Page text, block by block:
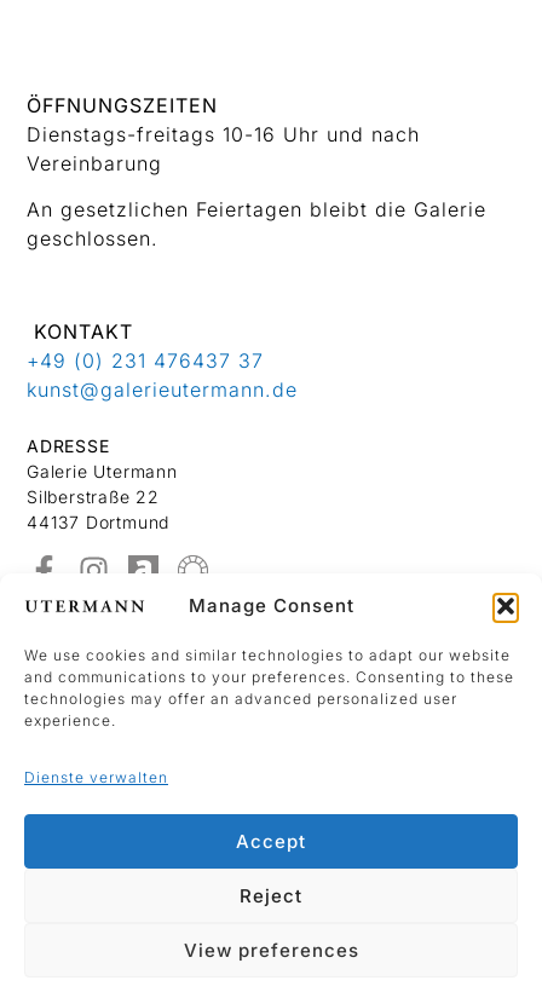
Manage Consent
We use cookies and similar technologies to adapt our website
and communications to your preferences. Consenting to these
technologies may offer an advanced personalized user
experience.
Dienste verwalten
Accept
Reject
View preferences
ÖFFNUNGSZEITEN
Dienstags-freitags 10-16 Uhr und nach
Vereinbarung
An gesetzlichen Feiertagen bleibt die Galerie
geschlossen.
KONTAKT
+49 (0) 231 476437 37
kunst@galerieutermann.de
ADRESSE
Galerie Utermann
Silberstraße 22
44137 Dortmund
Über Uns
Kontakt
Datenschutzerklärung
Impressum
that your information will be transferred to
Mailchimp for processing.